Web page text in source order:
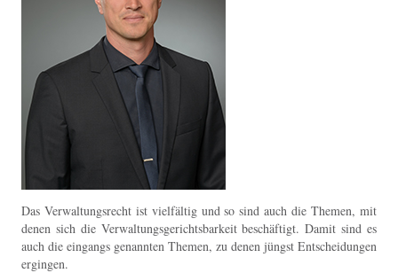
Das Verwaltungsrecht ist vielfältig und so sind auch die Themen, mit
denen sich die Verwaltungsgerichtsbarkeit beschäftigt. Damit sind es
auch die eingangs genannten Themen, zu denen jüngst Entscheidungen
ergingen.